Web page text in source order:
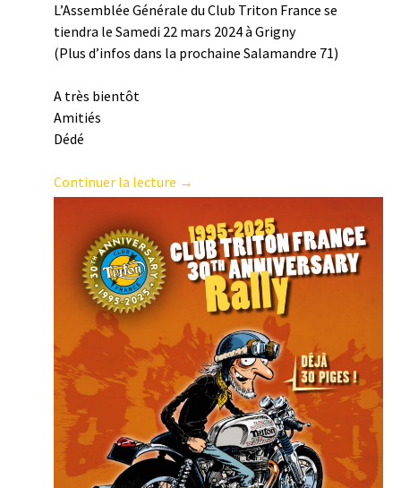
L’Assemblée Générale du Club Triton France se
tiendra le Samedi 22 mars 2024 à Grigny
(Plus d’infos dans la prochaine Salamandre 71)
A très bientôt
Amitiés
Dédé
Continuer la lecture →